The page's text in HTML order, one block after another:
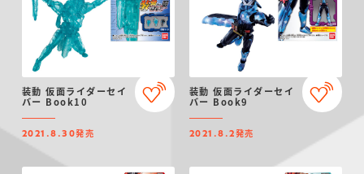
装動 仮面ライダーセイ
バー Book10
2021.8.30発売
装動 仮面ライダーセイ
バー Book9
2021.8.2発売